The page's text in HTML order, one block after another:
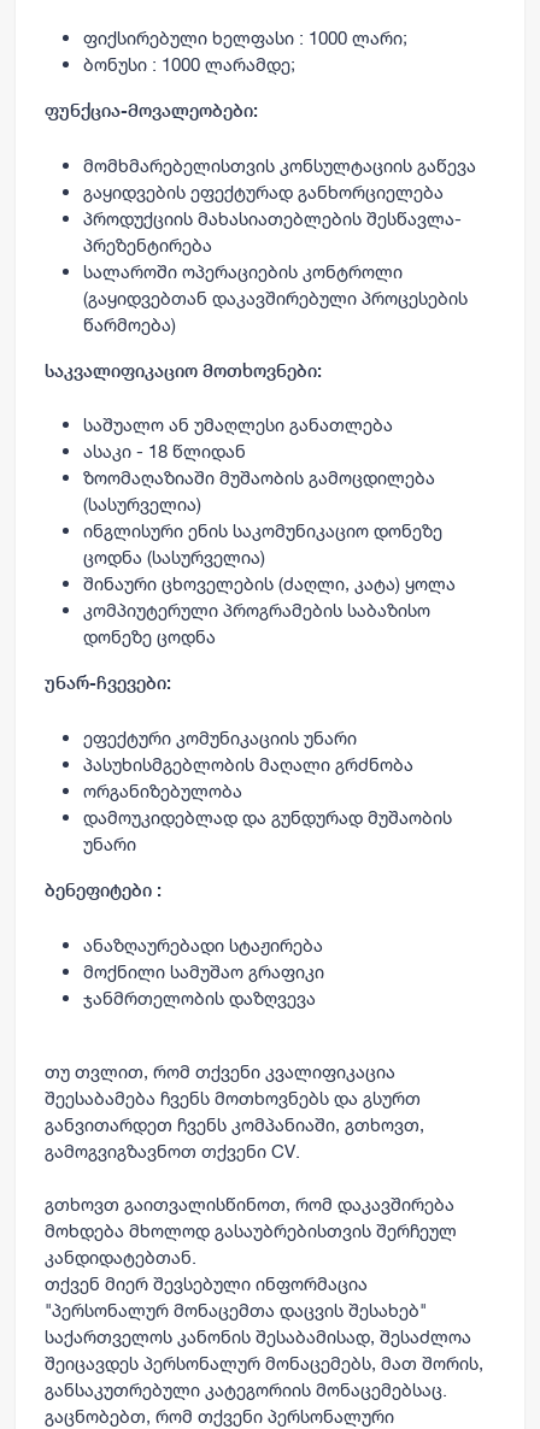
ფიქსირებული ხელფასი : 1000 ლარი;
ბონუსი : 1000 ლარამდე;
ფუნქცია-მოვალეობები:
მომხმარებელისთვის კონსულტაციის გაწევა
გაყიდვების ეფექტურად განხორციელება
პროდუქციის მახასიათებლების შესწავლა-
პრეზენტირება
სალაროში ოპერაციების კონტროლი
(გაყიდვებთან დაკავშირებული პროცესების
წარმოება)
საკვალიფიკაციო მოთხოვნები:
საშუალო ან უმაღლესი განათლება
ასაკი - 18 წლიდან
ზოომაღაზიაში მუშაობის გამოცდილება
(სასურველია)
ინგლისური ენის საკომუნიკაციო დონეზე
ცოდნა (სასურველია)
შინაური ცხოველების (ძაღლი, კატა) ყოლა
კომპიუტერული პროგრამების საბაზისო
დონეზე ცოდნა
უნარ-ჩვევები:
ეფექტური კომუნიკაციის უნარი
პასუხისმგებლობის მაღალი გრძნობა
ორგანიზებულობა
დამოუკიდებლად და გუნდურად მუშაობის
უნარი
ბენეფიტები :
ანაზღაურებადი სტაჟირება
მოქნილი სამუშაო გრაფიკი
ჯანმრთელობის დაზღვევა
თუ თვლით, რომ თქვენი კვალიფიკაცია
შეესაბამება ჩვენს მოთხოვნებს და გსურთ
განვითარდეთ ჩვენს კომპანიაში, გთხოვთ,
გამოგვიგზავნოთ თქვენი CV.
გთხოვთ გაითვალისწინოთ, რომ დაკავშირება
მოხდება მხოლოდ გასაუბრებისთვის შერჩეულ
კანდიდატებთან.
თქვენ მიერ შევსებული ინფორმაცია
"პერსონალურ მონაცემთა დაცვის შესახებ"
საქართველოს კანონის შესაბამისად, შესაძლოა
შეიცავდეს პერსონალურ მონაცემებს, მათ შორის,
განსაკუთრებული კატეგორიის მონაცემებსაც.
გაცნობებთ, რომ თქვენი პერსონალური